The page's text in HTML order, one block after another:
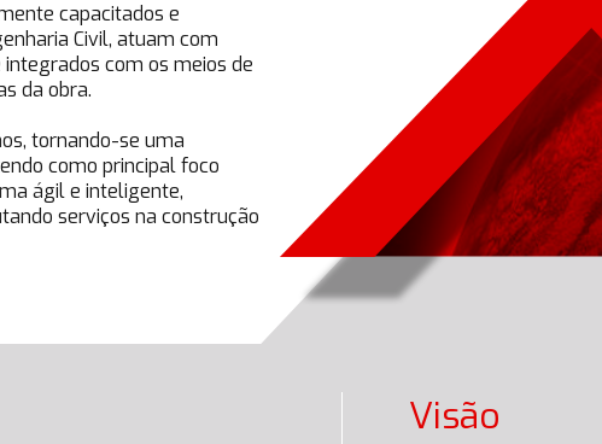
capacitados e
Civil, atuam com
com os meios de
da obra.
tornando-se uma
como principal foco
ágil e inteligente,
serviços na construção
Visão